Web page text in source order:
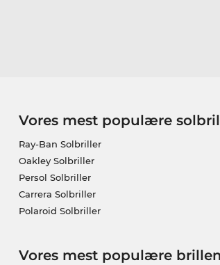
Vores mest populære
Ray-Ban Solbriller
Oakley Solbriller
Persol Solbriller
Carrera Solbriller
Polaroid Solbriller
Vores mest populære